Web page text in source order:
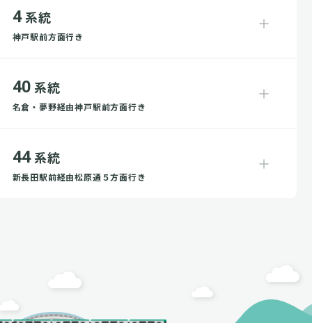
4 系統
神戸駅前方面行き
40 系統
名倉・夢野経由神戸駅前方面行き
44 系統
新長田駅前経由松原通５方面行き